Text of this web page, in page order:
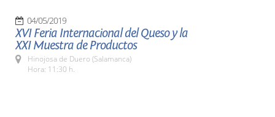
04/05/2019
XVI Feria Internacional del Queso y la
XXI Muestra de Productos
Hinojosa de Duero (Salamanca)
Hora: 11:30 h.